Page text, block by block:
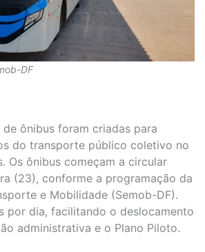
DF
de ônibus foram criadas para
do transporte público coletivo no
Os ônibus começam a circular
(23), conforme a programação da
e Mobilidade (Semob-DF).
por dia, facilitando o deslocamento
administrativa e o Plano Piloto.